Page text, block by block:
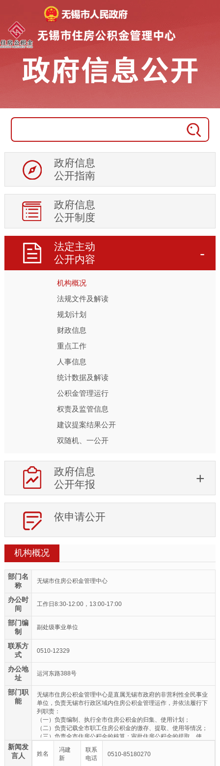
政府信息
公开指南
政府信息
公开制度
法定主动
公开内容
机构概况
法规文件及解读
规划计划
财政信息
重点工作
人事信息
统计数据及解读
公积金管理运行
权责及监管信息
建议提案结果公开
双随机、一公开
政府信息
公开年报
依申请公开
机构概况
部门名
称
无锡市住房公积金管理中心
办公时
间
工作日8:30-12:00，13:00-17:00
部门编
制
副处级事业单位
联系方
式
0510-12329
办公地
址
运河东路388号
部门职
能
无锡市住房公积金管理中心是直属无锡市政府的非营利性全民事业
单位，负责无锡市行政区域内住房公积金管理运作，并依法履行下
列职责：
（一）负责编制、执行全市住房公积金的归集、使用计划；
（二）负责记载全市职工住房公积金的缴存、提取、使用等情况；
（三）负责全市住房公积金的核算；审批住房公积金的提取、使
（四）负责全市住房公积金的保值和归还；
（五）负责编制全市住房公积金归集、使用计划执行情况的报告；
新闻发
言人
姓名
冯建
新
联系
电话
0510-85180270